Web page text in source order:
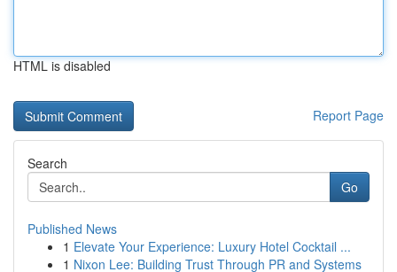
HTML is disabled
Report Page
Search
Go
Published News
1 Elevate Your Experience: Luxury Hotel Cocktail ...
1 Nixon Lee: Building Trust Through PR and Systems